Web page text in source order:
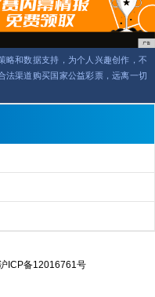
略和数据支持，为个人兴趣创作，不
法渠道购买国家公益彩票，远离一切
ICP备12016761号